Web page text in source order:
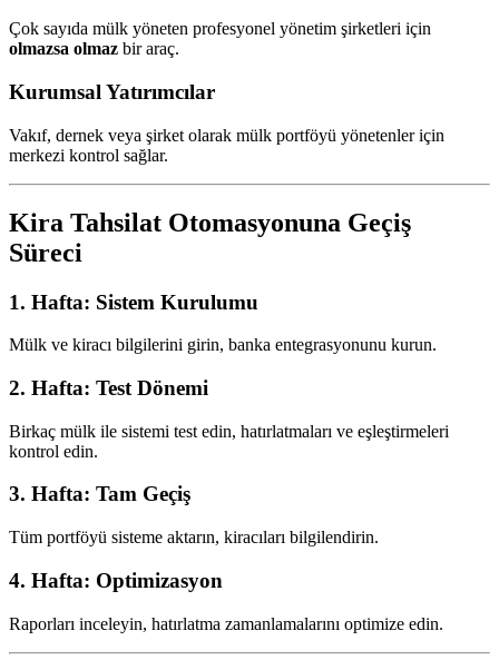
Çok sayıda mülk yöneten profesyonel yönetim şirketleri için
olmazsa olmaz bir araç.
Kurumsal Yatırımcılar
Vakıf, dernek veya şirket olarak mülk portföyü yönetenler için
merkezi kontrol sağlar.
Kira Tahsilat Otomasyonuna Geçiş
Süreci
1. Hafta: Sistem Kurulumu
Mülk ve kiracı bilgilerini girin, banka entegrasyonunu kurun.
2. Hafta: Test Dönemi
Birkaç mülk ile sistemi test edin, hatırlatmaları ve eşleştirmeleri
kontrol edin.
3. Hafta: Tam Geçiş
Tüm portföyü sisteme aktarın, kiracıları bilgilendirin.
4. Hafta: Optimizasyon
Raporları inceleyin, hatırlatma zamanlamalarını optimize edin.